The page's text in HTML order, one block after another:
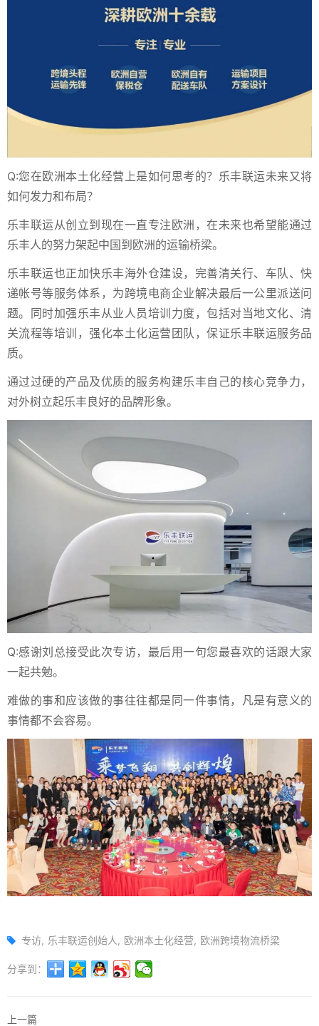
Q:您在欧洲本土化经营上是如何思考的？乐丰联运未来又将
如何发力和布局？
乐丰联运从创立到现在一直专注欧洲，在未来也希望能通过
乐丰人的努力架起中国到欧洲的运输桥梁。
乐丰联运也正加快乐丰海外仓建设，完善清关行、车队、快
递帐号等服务体系，为跨境电商企业解决最后一公里派送问
题。同时加强乐丰从业人员培训力度，包括对当地文化、清
关流程等培训，强化本土化运营团队，保证乐丰联运服务品
质。
通过过硬的产品及优质的服务构建乐丰自己的核心竞争力，
对外树立起乐丰良好的品牌形象。
Q:感谢刘总接受此次专访，最后用一句您最喜欢的话跟大家
一起共勉。
难做的事和应该做的事往往都是同一件事情，凡是有意义的
事情都不会容易。
专访 乐丰联运创始人 欧洲本土化经营 欧洲跨境物流桥梁
分享到：
上一篇